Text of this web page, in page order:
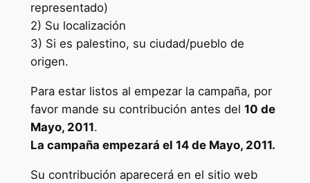
representado)
2) Su localización
3) Si es palestino, su ciudad/pueblo de
origen.
Para estar listos al empezar la campaña, por
favor mande su contribución antes del 10 de
Mayo, 2011.
La campaña empezará el 14 de Mayo, 2011.
Su contribución aparecerá en el sitio web